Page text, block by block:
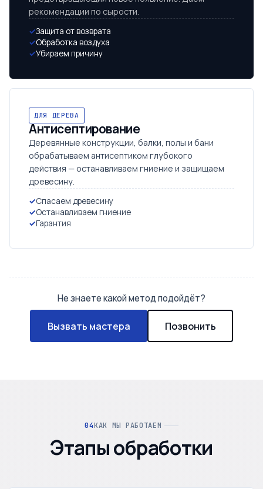
рекомендации по сырости.
Защита от возврата
Обработка воздуха
Убираем причину
ДЛЯ ДЕРЕВА
Антисептирование
Деревянные конструкции, балки, полы и бани
обрабатываем антисептиком глубокого
действия — останавливаем гниение и защищаем
древесину.
Спасаем древесину
Останавливаем гниение
Гарантия
Не знаете какой метод подойдёт?
Вызвать мастера Позвонить
КАК МЫ РАБОТАЕМ
Этапы обработки